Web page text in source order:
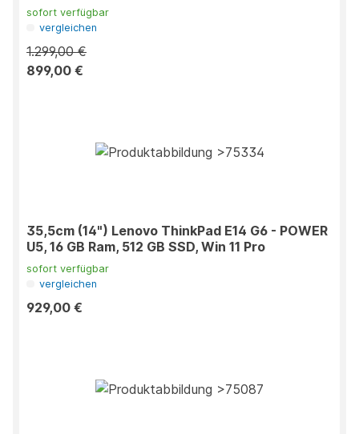
sofort verfügbar
vergleichen
1.299,00 €
899,00 €
35,5cm (14") Lenovo ThinkPad E14 G6 - POWER
U5, 16 GB Ram, 512 GB SSD, Win 11 Pro
sofort verfügbar
vergleichen
929,00 €